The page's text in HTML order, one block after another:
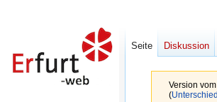
Version
(Unterschied
Seite Diskussion